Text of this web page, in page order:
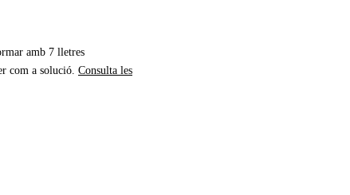
amb 7 lletres
com a solució. Consulta les